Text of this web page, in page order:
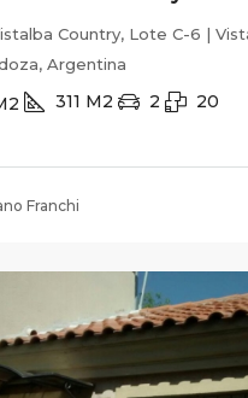
Country, Lote C-6 |
Argentina
311 M2 2 20
Franchi